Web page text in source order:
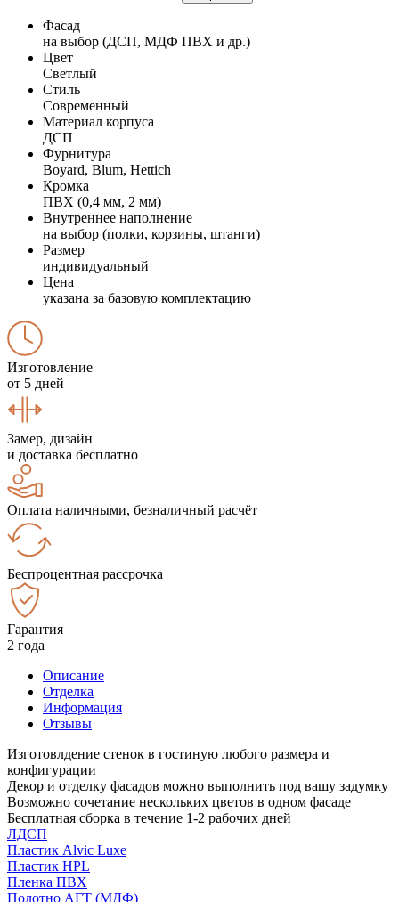
Фасад
на выбор (ДСП, МДФ ПВХ и др.)
Цвет
Светлый
Стиль
Современный
Материал корпуса
ДСП
Фурнитура
Boyard, Blum, Hettich
Кромка
ПВХ (0,4 мм, 2 мм)
Внутреннее наполнение
на выбор (полки, корзины, штанги)
Размер
индивидуальный
Цена
указана за базовую комплектацию
Изготовление
от 5 дней
Замер, дизайн
и доставка бесплатно
Оплата наличными, безналичный расчёт
Беспроцентная рассрочка
Гарантия
2 года
Описание
Отделка
Информация
Отзывы
Изготовлдение стенок в гостиную любого размера и
конфигурации
Декор и отделку фасадов можно выполнить под вашу задумку
Возможно сочетание нескольких цветов в одном фасаде
Бесплатная сборка в течение 1-2 рабочих дней
ЛДСП
Пластик Alvic Luxe
Пластик HPL
Пленка ПВХ
Полотно АГТ (МДФ)